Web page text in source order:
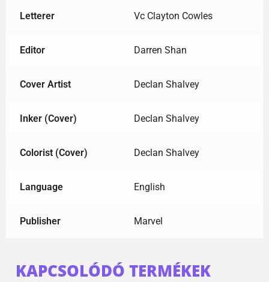
Letterer Vc Clayton Cowles
Editor Darren Shan
Cover Artist Declan Shalvey
Inker (Cover) Declan Shalvey
Colorist (Cover) Declan Shalvey
Language English
Publisher Marvel
KAPCSOLÓDÓ TERMÉKEK